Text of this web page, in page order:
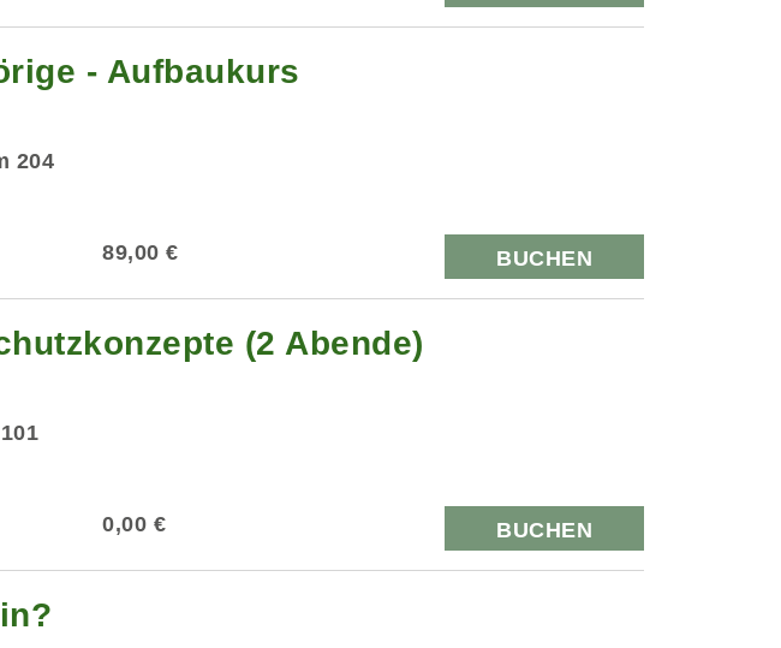
- Aufbaukurs
204
89,00 € BUCHEN
(2 Abende)
0,00 € BUCHEN